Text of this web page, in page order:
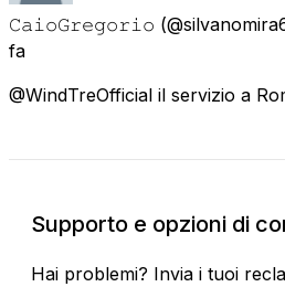
𝙲𝚊𝚒𝚘𝙶𝚛𝚎𝚐𝚘𝚛𝚒𝚘
fa
@WindTreOfficial il servizio a
Supporto e opzioni di
Hai problemi? Invia i tuoi